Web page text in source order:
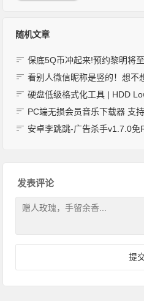
随机文章
保底5Q币冲起来!预约黎明将至
看别人微信昵称是竖的！想不想
硬盘低级格式化工具 | HDD Low
PC端无损会员音乐下载器 支
安卓李跳跳-广告杀手v1.7.0免
发表评论